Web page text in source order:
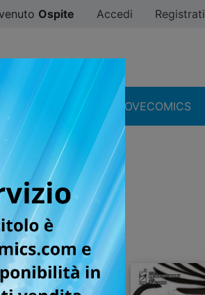
Ospite Accedi Registrati
#ILOVEMANGA #ILOVECOMICS